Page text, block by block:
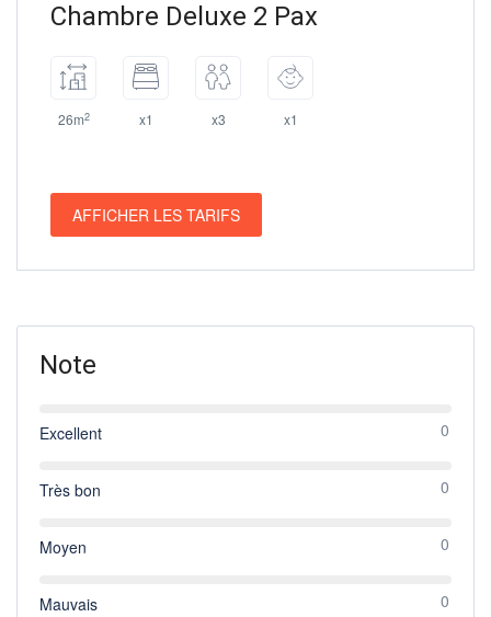
Chambre Deluxe 2 Pax
26m2 x1 x3 x1
AFFICHER LES TARIFS
Note
Excellent 0
Très bon 0
Moyen 0
Mauvais 0